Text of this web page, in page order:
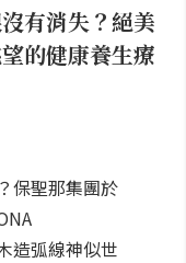
有消失？絕美
的健康養生療
保聖那集團於
造弧線神似世